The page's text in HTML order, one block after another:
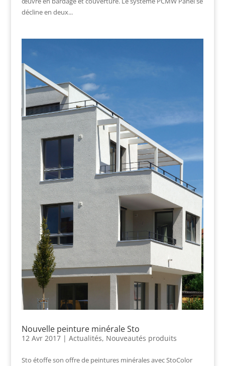
décline en deux...
Nouvelle peinture minérale Sto
12 Avr 2017| Actualités, Nouveautés produits
Sto étoffe son offre de peintures minérales avec StoColor